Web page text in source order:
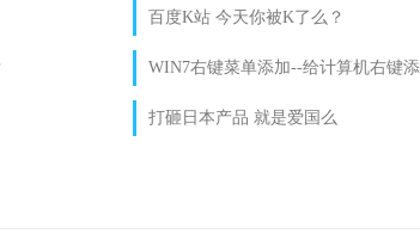
百度K站 今天你被K了么？
WIN7右键菜单添加--给计算机右键
打砸日本产品 就是爱国么